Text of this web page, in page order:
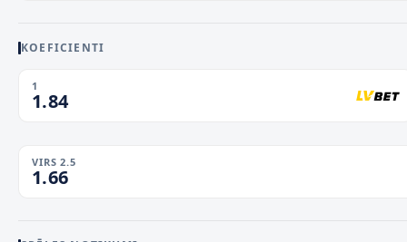
KOEFICIENTI
1
1.84
VIRS 2.5
1.66